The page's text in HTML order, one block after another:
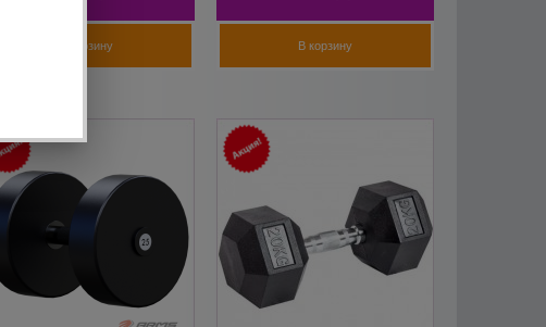
В корзину В корзину